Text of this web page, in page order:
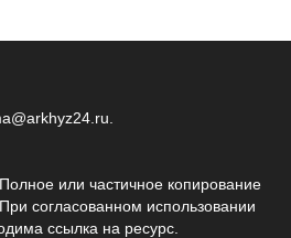
или частичное копирование
согласованном использовании
ссылка на ресурс.